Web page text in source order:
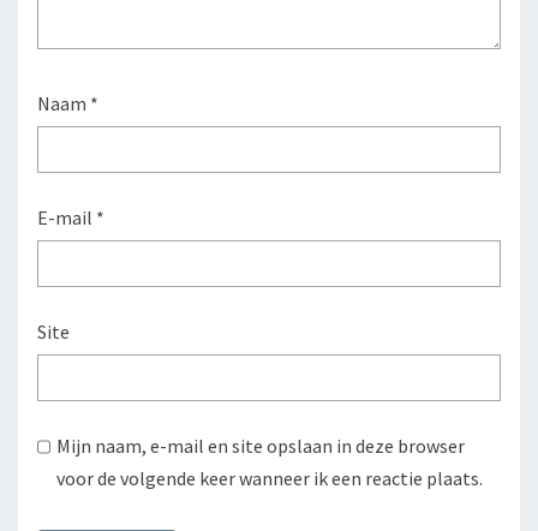
Naam *
E-mail *
Site
Mijn naam, e-mail en site opslaan in deze browser
voor de volgende keer wanneer ik een reactie plaats.